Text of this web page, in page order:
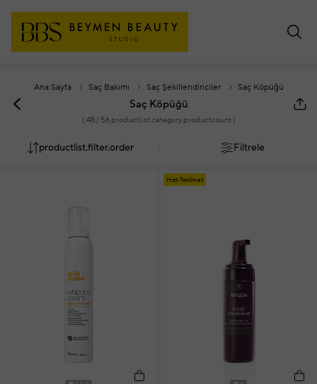
Ana Sayfa Saç Bakımı Saç Şekillendiriciler Saç Köpüğü
Saç Köpüğü
( 48/ 56 productlist.category.productcount )
productlist.filter.order Filtrele
Hızlı Teslimat